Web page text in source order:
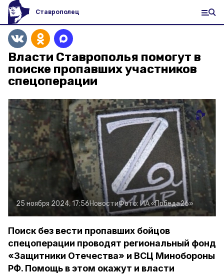
Ставрополец
Власти Ставрополья помогут в
поиске пропавших участников
спецоперации
25 ноября 2024, 17:56НовостиФото: ИА «Победа26»
Поиск без вести пропавших бойцов
спецоперации проводят региональный фонд
«Защитники Отечества» и ВСЦ Минобороны
РФ. Помощь в этом окажут и власти